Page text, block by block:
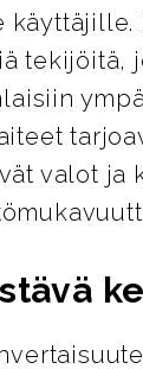
tekijöitä,
valot ja